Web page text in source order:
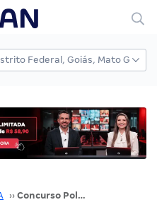
›› Concurso Polícia Penal BA: Confira as disciplinas da Prova!